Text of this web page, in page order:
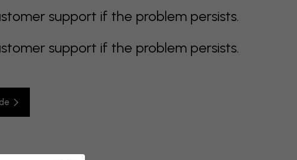
support if the problem persists.
support if the problem persists.